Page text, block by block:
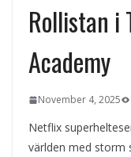
Rollistan i
Academy
November 4, 2025
Netflix
världen med storm